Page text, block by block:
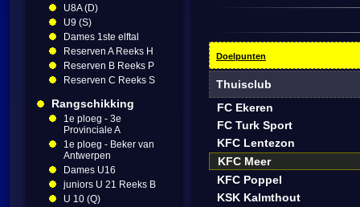
U8A (D)
U9 (S)
Dames 1ste elftal
Reserven A Reeks H
Reserven B Reeks P
Reserven C Reeks S
Rangschikking
1e ploeg - 3e
Provinciale A
1e ploeg - Beker van
Antwerpen
Dames U16
juniors U 21 Reeks B
U 10 (Q)
Doelpunten
Thuisclub
FC Ekeren
FC Turk Sport
KFC Lentezon
KFC Meer
KFC Poppel
KSK Kalmthout